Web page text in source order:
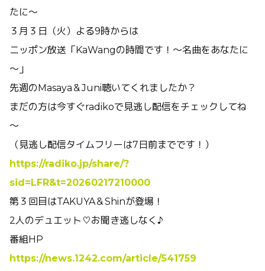
たに～
３月３日（火）よる9時からは
ニッポン放送「KaWangの時間です！～名曲をあなたに
～」
先週のMasaya＆Juni聴いてくれましたか？
まだの方は今すぐradikoで見逃し配信をチェックしてね
～
（見逃し配信タイムフリーは7日前までです！）
https://radiko.jp/share/?
sid=LFR&t=20260217210000
第３回目はTAKUYA＆Shinが登場！
2人のデュエット♡お聞き逃しなく♪
番組HP
https://news.1242.com/article/541759